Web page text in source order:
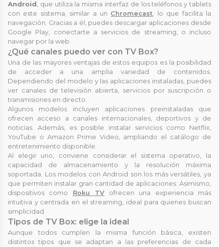
Android , que utiliza la misma interfaz de los teléfonos y tablets
con este sistema, similar a un Chromecast, lo que facilita la
navegación. Gracias a él, puedes descargar aplicaciones desde
Google Play, conectarte a servicios de streaming, o incluso
navegar por la web.
¿Qué canales puedo ver con TV Box?
Una de las mayores ventajas de estos equipos es la posibilidad
de acceder a una amplia variedad de contenidos.
Dependiendo del modelo y las aplicaciones instaladas, puedes
ver canales de televisión abierta, servicios por suscripción o
transmisiones en directo.
Algunos modelos incluyen aplicaciones preinstaladas que
ofrecen acceso a canales internacionales, deportivos y de
noticias. Además, es posible instalar servicios como Netflix,
YouTube o Amazon Prime Video, ampliando el catálogo de
entretenimiento disponible.
Al elegir uno, conviene considerar el sistema operativo, la
capacidad de almacenamiento y la resolución máxima
soportada. Los modelos con Android son los más versátiles, ya
que permiten instalar gran cantidad de aplicaciones. Asimismo,
dispositivos como Roku TV ofrecen una experiencia más
intuitiva y centrada en el streaming, ideal para quienes buscan
simplicidad.
Tipos de TV Box: elige la ideal
Aunque todos cumplen la misma función básica, existen
distintos tipos que se adaptan a las preferencias de cada